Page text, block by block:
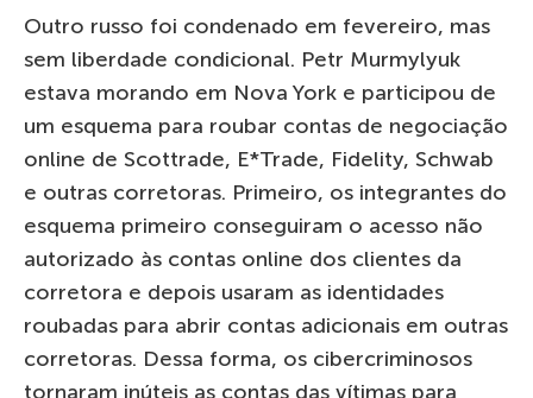
Outro russo foi condenado em fevereiro, mas
sem liberdade condicional. Petr Murmylyuk
estava morando em Nova York e participou de
um esquema para roubar contas de negociação
online de Scottrade, E*Trade, Fidelity, Schwab
e outras corretoras. Primeiro, os integrantes do
esquema primeiro conseguiram o acesso não
autorizado às contas online dos clientes da
corretora e depois usaram as identidades
roubadas para abrir contas adicionais em outras
corretoras. Dessa forma, os cibercriminosos
tornaram inúteis as contas das vítimas para